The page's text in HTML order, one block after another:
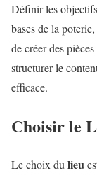
Définir les objectifs
bases de la
de créer des
structurer le
efficace.
Choisir le
Le choix du lieu